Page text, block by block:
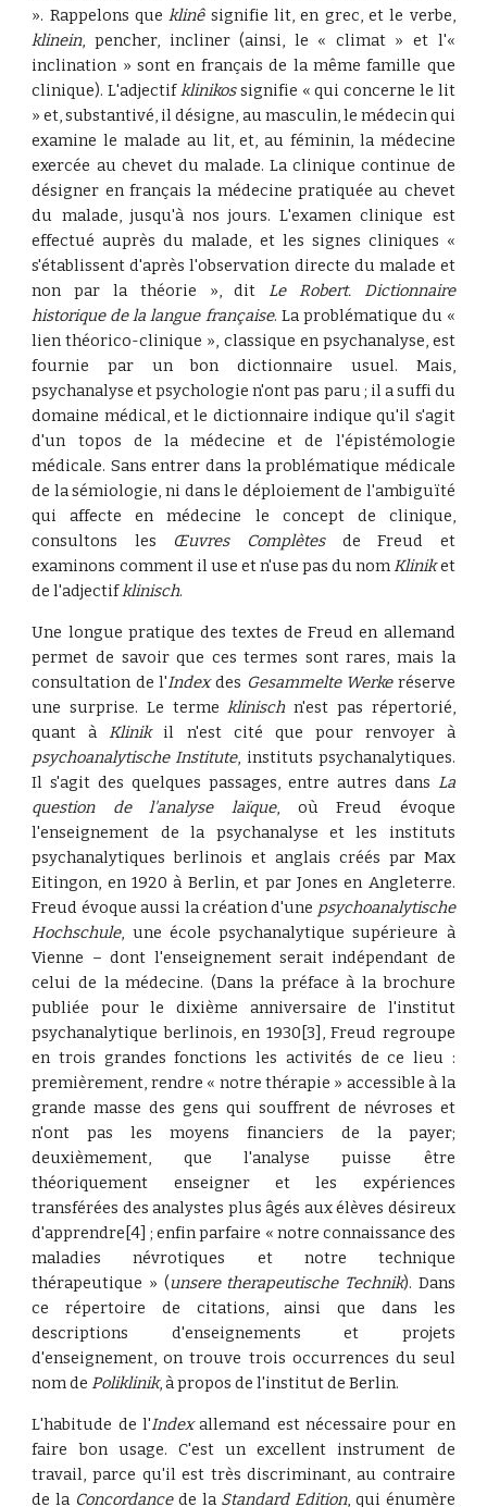
». Rappelons queklinêsignifie lit, en grec, et le verbe,
klinein, pencher, incliner (ainsi, le « climat » et l'«
inclination » sont en français de la même famille que
clinique). L'adjectifklinikossignifie « qui concerne le lit
» et, substantivé, il désigne, au masculin, le médecin qui
examine le malade au lit, et, au féminin, la médecine
exercée au chevet du malade. La clinique continue de
désigner en français la médecine pratiquée au chevet
du malade, jusqu'à nos jours. L'examen clinique est
effectué auprès du malade, et les signes cliniques «
s'établissent d'après l'observation directe du malade et
non par la théorie », ditLe Robert. Dictionnaire
historique de la langue française. La problématique du «
lien théorico-clinique », classique en psychanalyse, est
fournie par un bon dictionnaire usuel. Mais,
psychanalyse et psychologie n'ont pas paru ; il a suffi du
domaine médical, et le dictionnaire indique qu'il s'agit
d'un topos de la médecine et de l'épistémologie
médicale. Sans entrer dans la problématique médicale
de la sémiologie, ni dans le déploiement de l'ambiguïté
qui affecte en médecine le concept de clinique,
consultons les Œuvres Complètesde Freud et
examinons comment il use et n'use pas du nomKliniket
de l'adjectifklinisch.
Une longue pratique des textes de Freud en allemand
permet de savoir que ces termes sont rares, mais la
consultation de l'Indexdes Gesammelte Werkeréserve
une surprise. Le termeklinischn'est pas répertorié,
quant àKlinikil n'est cité que pour renvoyer à
psychoanalytische Institute, instituts psychanalytiques.
Il s'agit des quelques passages, entre autres dans La
question de l'analyse laïque, où Freud évoque
l'enseignement de la psychanalyse et les instituts
psychanalytiques berlinois et anglais créés par Max
Eitingon, en 1920 à Berlin, et par Jones en Angleterre.
Freud évoque aussi la création d'une psychoanalytische
Hochschule, une école psychanalytique supérieure à
Vienne – dont l'enseignement serait indépendant de
celui de la médecine. (Dans la préface à la brochure
publiée pour le dixième anniversaire de l'institut
psychanalytique berlinois, en 1930[3], Freud regroupe
en trois grandes fonctions les activités de ce lieu :
premièrement, rendre « notre thérapie » accessible à la
grande masse des gens qui souffrent de névroses et
n'ont pas les moyens financiers de la payer;
deuxièmement, que l'analyse puisse être
théoriquement enseigner et les expériences
transférées des analystes plus âgés aux élèves désireux
d'apprendre[4] ; enfin parfaire « notre connaissance des
maladies névrotiques et notre technique
thérapeutique » (unsere therapeutische Technik). Dans
ce répertoire de citations, ainsi que dans les
descriptions d'enseignements et projets
d'enseignement, on trouve trois occurrences du seul
nom dePoliklinik, à propos de l'institut de Berlin.
L'habitude de l'Indexallemand est nécessaire pour en
faire bon usage. C'est un excellent instrument de
travail, parce qu'il est très discriminant, au contraire
de la Concordancede la Standard Edition, qui énumère